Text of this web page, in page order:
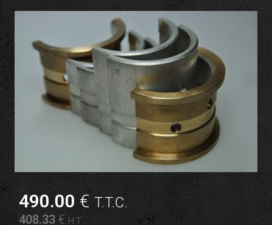
490.00 €T.T.C.
408.33€ H.T.